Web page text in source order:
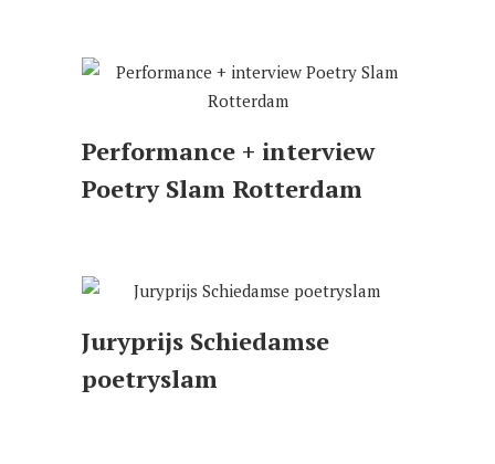
Performance + interview
Poetry Slam Rotterdam
Juryprijs Schiedamse
poetryslam